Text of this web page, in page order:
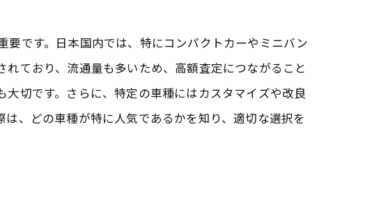
の理解
です。日本国内では、特にコンパクトカーやミニバン
ており、流通量も多いため、高額査定につながること
切です。さらに、特定の車種にはカスタマイズや改良
、どの車種が特に人気であるかを知り、適切な選択を